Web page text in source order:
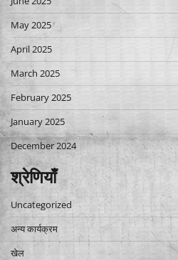
May 2025
April 2025
March 2025
February 2025
January 2025
December 2024
श्रेणियाँ
Uncategorized
अन्य कार्यक्रम
खेल